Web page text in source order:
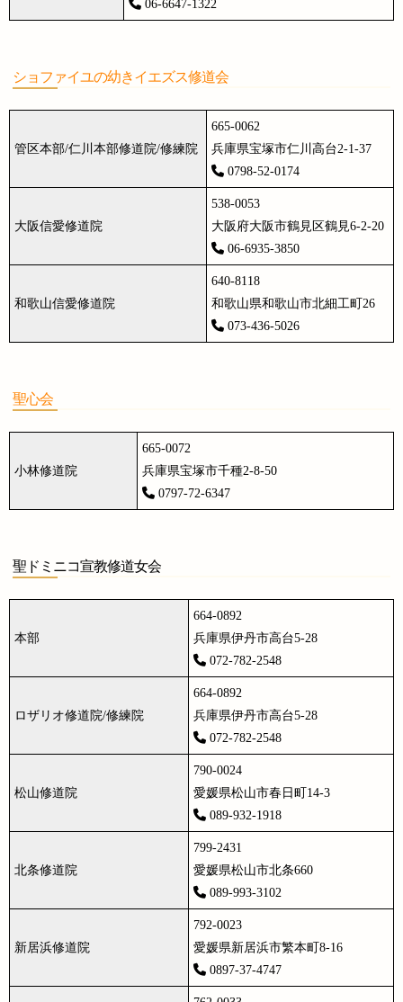
06-6647-1322
ショファイユの幼きイエズス修道会
管区本部/仁川本部修道院/修練院
665-0062
兵庫県宝塚市仁川高台2-1-37
0798-52-0174
大阪信愛修道院
538-0053
大阪府大阪市鶴見区鶴見6-2-20
06-6935-3850
和歌山信愛修道院
640-8118
和歌山県和歌山市北細工町26
073-436-5026
聖心会
小林修道院
665-0072
兵庫県宝塚市千種2-8-50
0797-72-6347
聖ドミニコ宣教修道女会
本部
664-0892
兵庫県伊丹市高台5-28
072-782-2548
ロザリオ修道院/修練院
664-0892
兵庫県伊丹市高台5-28
072-782-2548
松山修道院
790-0024
愛媛県松山市春日町14-3
089-932-1918
北条修道院
799-2431
愛媛県松山市北条660
089-993-3102
新居浜修道院
792-0023
愛媛県新居浜市繁本町8-16
0897-37-4747